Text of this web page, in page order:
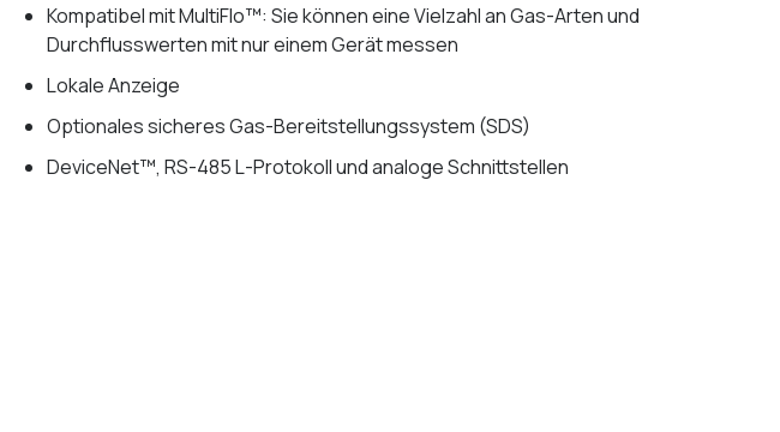
Kompatibel mit MultiFlo™: Sie können eine Vielzahl an Gas-Arten und
Durchflusswerten mit nur einem Gerät messen
Lokale Anzeige
Optionales sicheres Gas-Bereitstellungssystem (SDS)
DeviceNet™, RS-485 L-Protokoll und analoge Schnittstellen